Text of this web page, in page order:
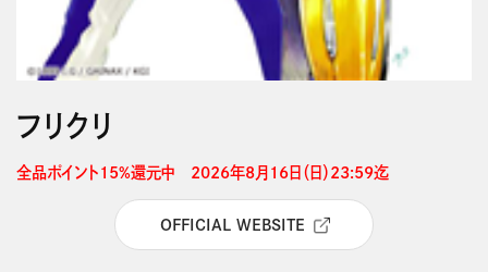
フリクリ
全品ポイント15%還元中　2026年8月16日（日）23:59迄
OFFICIAL WEBSITE